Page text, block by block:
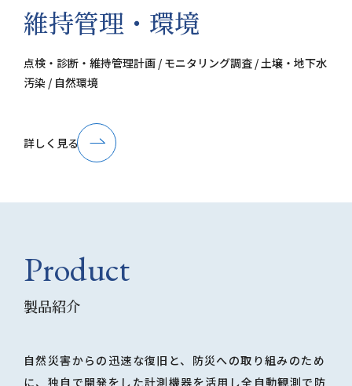
維持管理・環境
点検・診断・維持管理計画 / モニタリング調査 / 土壌・地下水
汚染 / 自然環境
詳しく見る
Product
製品紹介
自然災害からの迅速な復旧と、防災への取り組みのため
に、独自で開発をした計測機器を活用し全自動観測で防